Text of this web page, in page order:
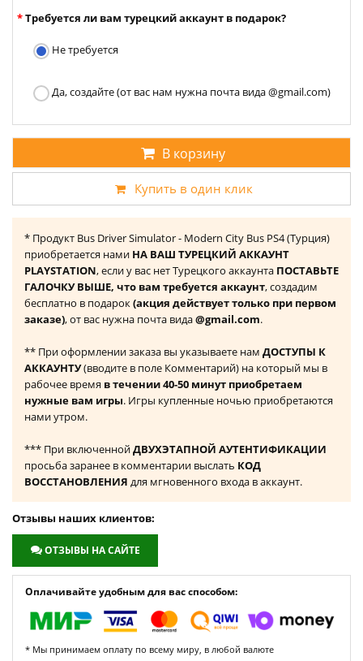
Требуется ли вам турецкий аккаунт в подарок?
Не требуется
Да, создайте (от вас нам нужна почта вида @gmail.com)
В корзину
Купить в один клик
* Продукт Bus Driver Simulator - Modern City Bus PS4 (Турция)
приобретается нами НА ВАШ ТУРЕЦКИЙ АККАУНТ
PLAYSTATION, если у вас нет Турецкого аккаунта ПОСТАВЬТЕ
ГАЛОЧКУ ВЫШЕ, что вам требуется аккаунт, создадим
бесплатно в подарок(акция действует только при первом
заказе), от вас нужна почта вида@gmail.com.
** При оформлении заказа вы указываете нам ДОСТУПЫ К
АККАУНТУ(вводите в поле Комментарий) на который мы в
рабочее время в течении 40-50 минут приобретаем
нужные вам игры. Игры купленные ночью приобретаются
нами утром.
*** При включеннойДВУХЭТАПНОЙ АУТЕНТИФИКАЦИИ
просьба заранее в комментарии выслать КОД
ВОССТАНОВЛЕНИЯ для мгновенного входа в аккаунт.
Отзывы наших клиентов:
ОТЗЫВЫ НА САЙТЕ
Оплачивайте удобным для вас способом:
* Мы принимаем оплату по всему миру, в любой валюте